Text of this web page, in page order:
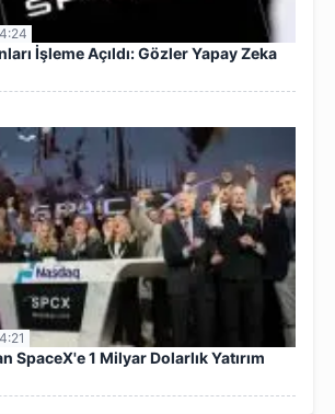
İşleme Açıldı: Gözler Yapay Zeka
SpaceX'e 1 Milyar Dolarlık Yatırım